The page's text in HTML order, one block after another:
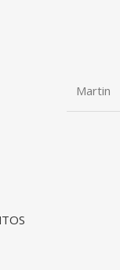
Martin